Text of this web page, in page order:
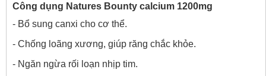
Công dụng Natures Bounty calcium 1200mg
- Bổ sung canxi cho cơ thể.
- Chống loãng xương, giúp răng chắc khỏe.
- Ngăn ngừa rối loạn nhịp tim.